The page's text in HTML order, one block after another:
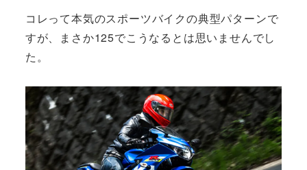
コレって本気のスポーツバイクの典型パターンで
すが、まさか125でこうなるとは思いませんでし
た。